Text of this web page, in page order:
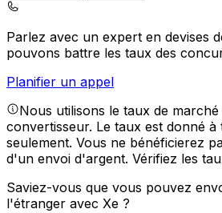
Parlez avec un expert en devises
pouvons battre les taux des
Planifier un appel
Nous utilisons le taux de
convertisseur. Le taux est donné
seulement. Vous ne bénéficierez
d'un envoi d'argent. Vérifiez les
Saviez-vous que vous pouvez
l'étranger avec Xe ?